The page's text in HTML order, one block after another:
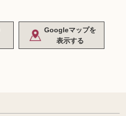
Googleマップを
表示する